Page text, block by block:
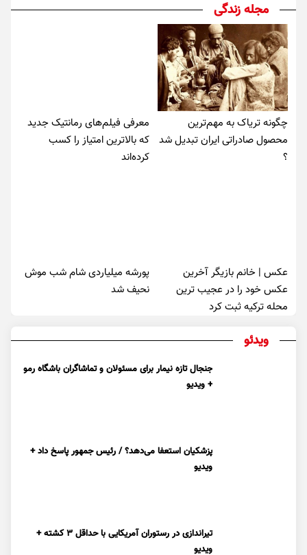
مجله زندگی
چگونه تریاک به مهم‌ترین
محصول صادراتی ایران تبدیل شد
؟
معرفی فیلم‌های رمانتیک جدید
که بالاترین امتیاز را کسب
کرده‌اند
عکس | خانم بازیگر آخرین
عکس خود را در عجیب ترین
محله ترکیه ثبت کرد
پورشه میلیاردی شام شب موش‌
نحیف شد
ویدئو
جنجال تازه نیمار برای مسئولان و تماشاگران باشگاه رمو
+ ویدیو
پزشکیان استعفا می‌دهد؟ / رئیس جمهور پاسخ داد +
ویدیو
تیراندازی در رستوران آمریکایی با حداقل ۳ کشته +
ویدیو